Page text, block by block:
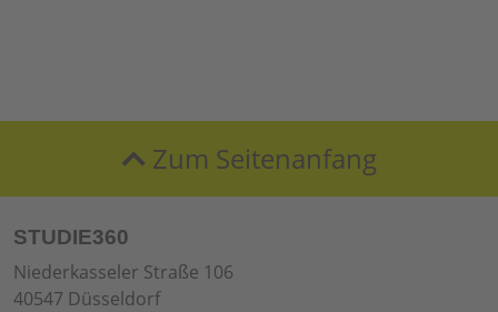
Zum Seitenanfang
STUDIE360
Niederkasseler Straße 106
40547 Düsseldorf